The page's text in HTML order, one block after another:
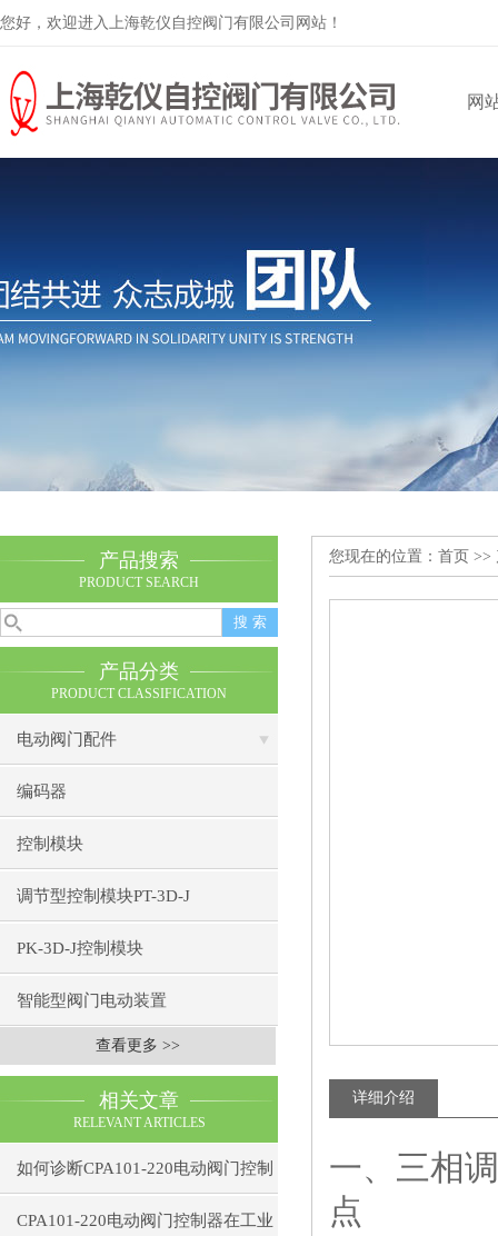
您好，欢迎进入上海乾仪自控阀门有限公司网站！
网
产品搜索
PRODUCT SEARCH
产品分类
PRODUCT CLASSIFICATION
电动阀门配件
编码器
控制模块
调节型控制模块PT-3D-J
PK-3D-J控制模块
智能型阀门电动装置
查看更多 >>
相关文章
RELEVANT ARTICLES
如何诊断CPA101-220电动阀门控制
器的通信故障？
CPA101-220电动阀门控制器在工业
您现在的位置： 首页 >>
详细介绍
一、 三相
点